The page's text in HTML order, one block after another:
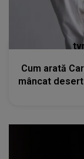
Cum arată
mâncat